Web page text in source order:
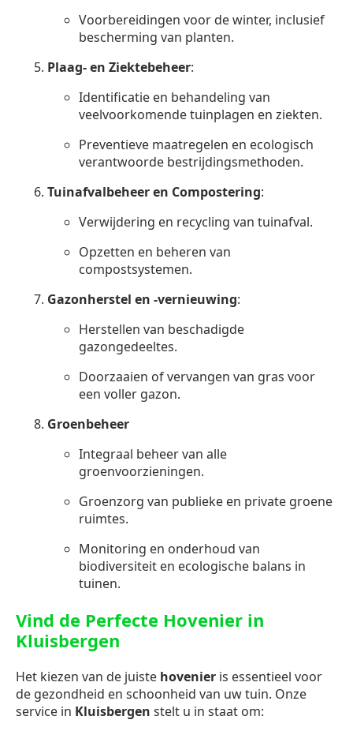
Voorbereidingen voor de winter, inclusief
bescherming van planten.
Plaag- en Ziektebeheer:
Identificatie en behandeling van
veelvoorkomende tuinplagen en ziekten.
Preventieve maatregelen en ecologisch
verantwoorde bestrijdingsmethoden.
Tuinafvalbeheer en Compostering:
Verwijdering en recycling van tuinafval.
Opzetten en beheren van
compostsystemen.
Gazonherstel en -vernieuwing:
Herstellen van beschadigde
gazongedeeltes.
Doorzaaien of vervangen van gras voor
een voller gazon.
Groenbeheer
Integraal beheer van alle
groenvoorzieningen.
Groenzorg van publieke en private groene
ruimtes.
Monitoring en onderhoud van
biodiversiteit en ecologische balans in
tuinen.
Vind de Perfecte Hovenier in
Kluisbergen
Het kiezen van de juiste hovenier is essentieel voor
de gezondheid en schoonheid van uw tuin. Onze
service in Kluisbergen stelt u in staat om: